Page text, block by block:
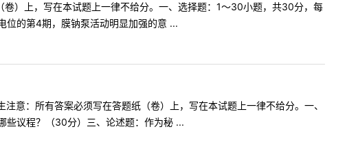
）上，写在本试题上一律不给分。一、选择题：1～30小题，共30分，每
位的第4期，膜钠泵活动明显加强的意 ...
意：所有答案必须写在答题纸（卷）上，写在本试题上一律不给分。一、
些议程？（30分）三、论述题：作为秘 ...